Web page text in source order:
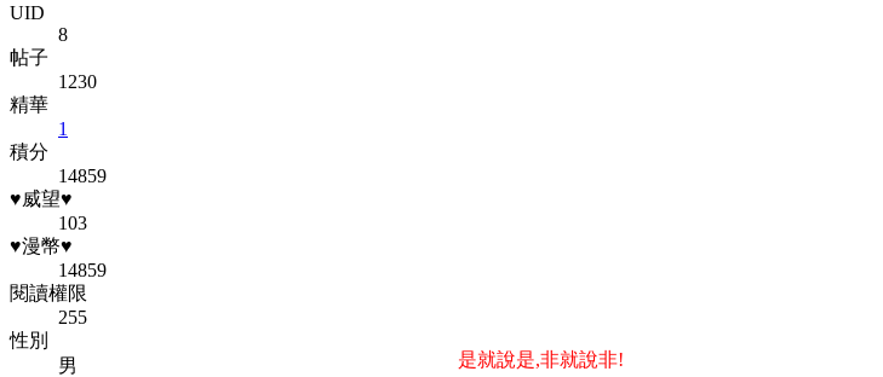
UID
8
帖子
1230
精華
1
積分
14859
♥威望♥
103
♥漫幣♥
14859
閱讀權限
255
性別
男
是就說是,非就說非!